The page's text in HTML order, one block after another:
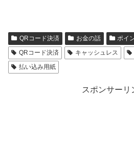
QRコード決済 お金の話 ポイ
QRコード決済
キャッシュレス
払い込み用紙
スポンサーリ